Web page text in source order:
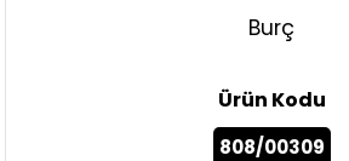
Burç
Ürün Kodu
808/00309